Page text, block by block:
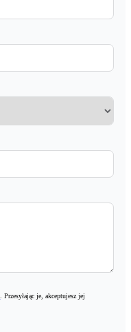
. Przesyłając je, akceptujesz jej